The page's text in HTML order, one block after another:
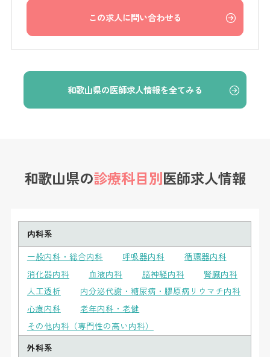
この求人に問い合わせる
和歌山県の医師求人情報を全てみる
和歌山県の診療科目別医師求人情報
内科系
一般内科・総合内科
呼吸器内科
循環器内科
消化器内科
血液内科 脳神経内科
腎臓内科
人工透析
内分泌代謝・糖尿病・膠原病リウマチ内科
心療内科
老年内科・老健
その他内科（専門性の高い内科）
外科系